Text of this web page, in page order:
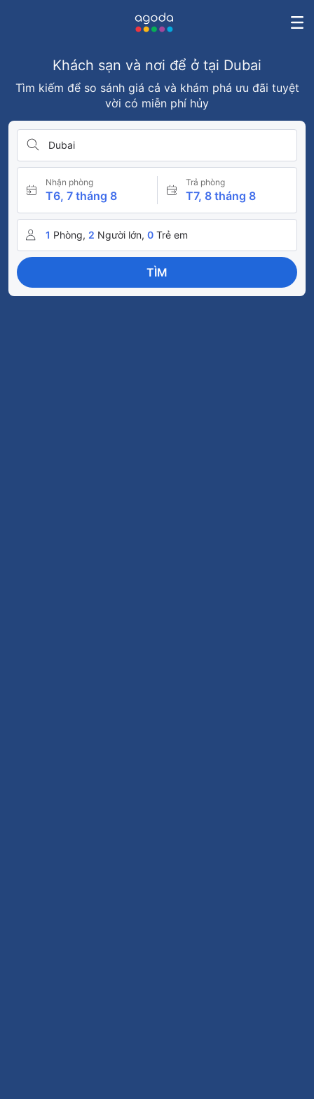
Khách sạn và nơi để ở tại Dubai
Tìm kiếm để so sánh giá cả và khám phá ưu đãi tuyệt
vời có miễn phí hủy
Dubai
Nhận phòng
T6, 7 tháng 8
Trả phòng
T7, 8 tháng 8
1 Phòng, 2 Người lớn, 0 Trẻ em
TÌM